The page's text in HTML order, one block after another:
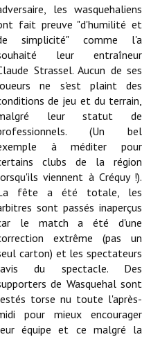
les wasquehaliens
fait preuve "d'humilité et
simplicité" comme l'a
leur entraîneur
Strassel. Aucun de ses
ne s'est plaint des
de jeu et du terrain,
leur statut de
(Un bel
à méditer pour
clubs de la région
viennent à Créquy !).
fête a été totale, les
sont passés inaperçus
le match a été d'une
extrême (pas un
carton) et les spectateurs
du spectacle. Des
de Wasquehal sont
torse nu toute l'après-
pour mieux encourager
équipe et ce malgré la